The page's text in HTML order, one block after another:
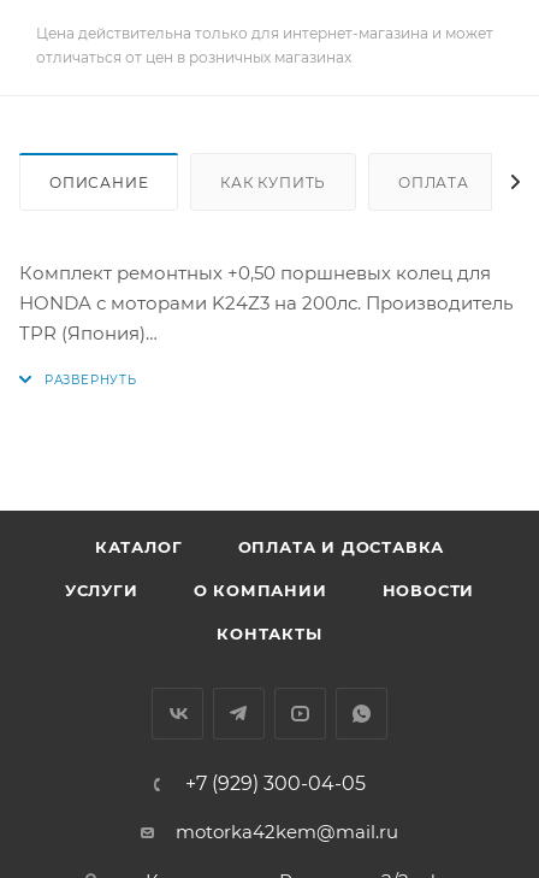
Цена действительна только для интернет-магазина и может
отличаться от цен в розничных магазинах
ОПИСАНИЕ КАК КУПИТЬ ОПЛАТА
Комплект ремонтных +0,50 поршневых колец для
HONDA с моторами K24Z3 на 200лс. Производитель
TPR (Япония)
2 кольцо: 1,0 мм
3 кольцо: 2,0 мм
Аналоги: 32423050, 13011-R40-A12, 13011-R40-A11,
13011R40A12, 13011R40A11
КАТАЛОГ ОПЛАТА И ДОСТАВКА
УСЛУГИ О КОМПАНИИ НОВОСТИ
КОНТАКТЫ
+7 (929) 300-04-05
motorka42kem@mail.ru